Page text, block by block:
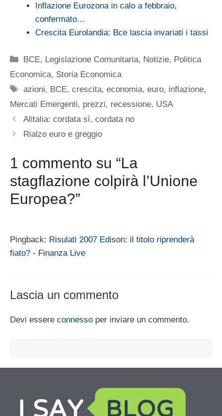
Inflazione Eurozona in calo a febbraio,
confermato…
Crescita Eurolandia: Bce lascia invariati i tassi
Categorie
BCE, Legislazione Comunitaria, Notizie, Politica
Economica, Storia Economica
Tag
azioni, BCE,crescita,economia,euro, inflazione,
Mercati Emergenti, prezzi, recessione, USA
Alitalia: cordata sì, cordata no
Rialzo euro e greggio
1 commento su “La
stagflazione colpirà l’Unione
Europea?”
Pingback: Risulati 2007 Edison: il titolo riprenderà
fiato? - Finanza Live
Lascia un commento
Devi essere connesso per inviare un commento.